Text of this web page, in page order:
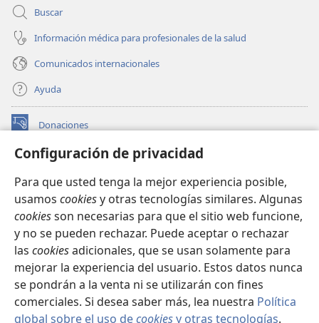
Configuración de privacidad
Para que usted tenga la mejor experiencia posible,
usamos cookiesy otras tecnologías similares. Algunas
cookiesson necesarias para que el sitio web funcione,
y no se pueden rechazar. Puede aceptar o rechazar
las cookiesadicionales, que se usan solamente para
mejorar la experiencia del usuario. Estos datos nunca
se pondrán a la venta ni se utilizarán con fines
comerciales. Si desea saber más, lea nuestra Política
global sobre el uso decookiesy otras tecnologías.
Buscar
Información médica para profesionales de la salud
Comunicados internacionales
Ayuda
Donaciones
(abre
nueva BIBLIOTECA EN LÍNEA Watchtower™
una
nueva
ventana)
JW Hub
(abre
una
nueva
ventana)
JW Library
Watchtower Library